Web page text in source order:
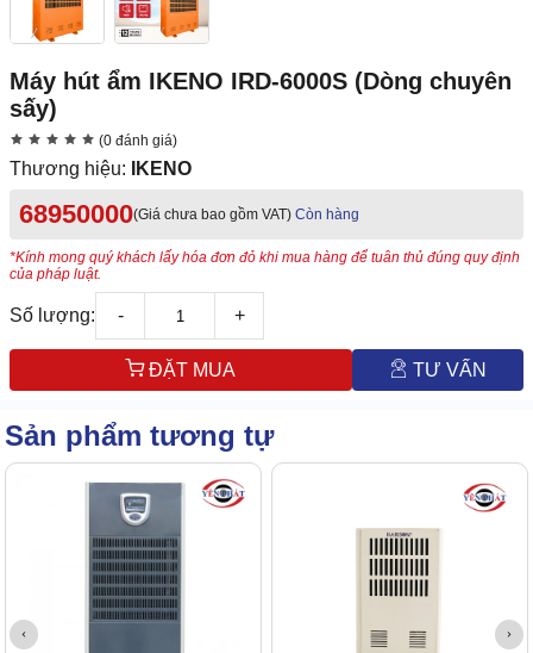
Máy hút ẩm IKENO IRD-6000S (Dòng chuyên
sấy)
(0 đánh giá)
Thương hiệu: IKENO
68950000(Giá chưa bao gồm VAT) Còn hàng
*Kính mong quý khách lấy hóa đơn đỏ khi mua hàng để tuân thủ đúng quy định
của pháp luật.
Số lượng: - +
ĐẶT MUA TƯ VẤN
Sản phẩm tương tự